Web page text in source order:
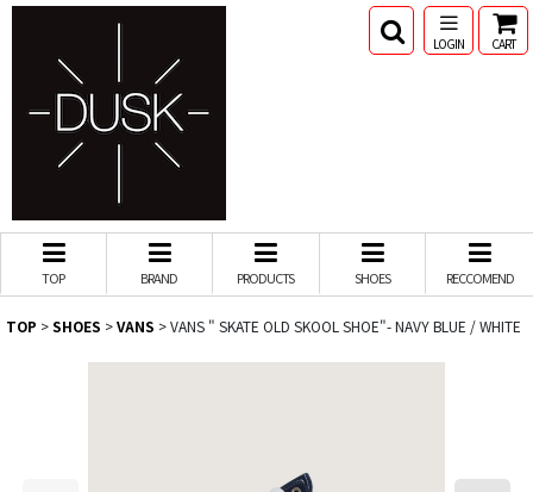
LOGIN CART
TOP BRAND PRODUCTS SHOES RECCOMEND
TOP >SHOES >VANS >VANS " SKATE OLD SKOOL SHOE"- NAVY BLUE / WHITE